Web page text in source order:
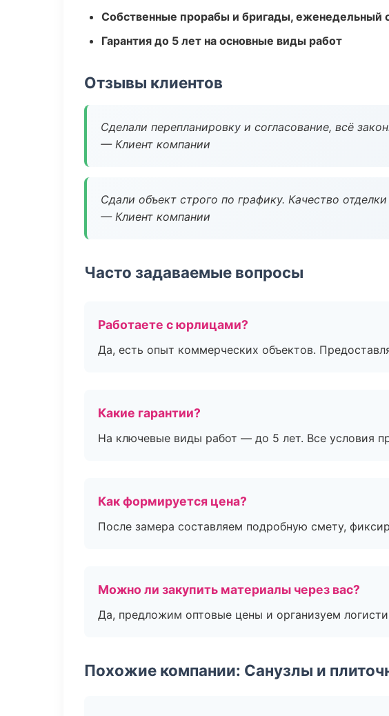
Собственные прорабы и бригады, еженедельный
Гарантия до 5 лет на основные виды работ
Отзывы клиентов
Сделали перепланировку и согласование, всё
— Клиент компании
Сдали объект строго по графику. Качество
— Клиент компании
Часто задаваемые вопросы
Работаете с юрлицами?
Да, есть опыт коммерческих объектов.
Какие гарантии?
На ключевые виды работ — до 5 лет. Все условия
Как формируется цена?
После замера составляем подробную смету,
Можно ли закупить материалы через вас?
Да, предложим оптовые цены и организуем
Похожие компании: Санузлы и